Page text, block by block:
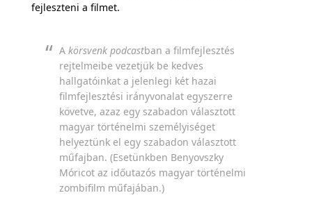
fejleszteni a filmet.
A körsvenk podcastban a filmfejlesztés
rejtelmeibe vezetjük be kedves
hallgatóinkat a jelenlegi két hazai
filmfejlesztési irányvonalat egyszerre
követve, azaz egy szabadon választott
magyar történelmi személyiséget
helyeztünk el egy szabadon választott
műfajban. (Esetünkben Benyovszky
Móricot az időutazós magyar történelmi
zombifilm műfajában.)